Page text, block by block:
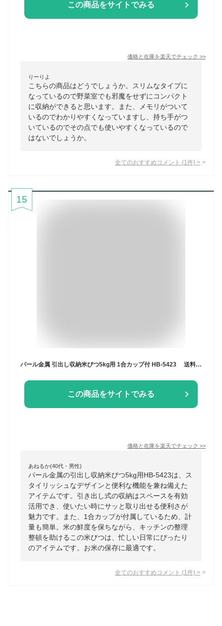
この商品をサイトでみる
価格と在庫を楽天でチェック >>
りーりよ
こちらの商品はどうでしょうか。スリムなタイプに
なっているので野菜室でも邪魔をせずにコンパクト
に収納ができると思います。また、メモリがついて
いるのでわかりやすくなっていますし、持ち手がつ
いているのでその点でも使いやすくなっているので
はないでしょうか。
全てのおすすめコメント (1 件) >
15
パール金属 引出し収納米びつ5kg用 1合カップ付 HB-5423 送料無料
この商品をサイトでみる
価格と在庫を楽天でチェック >>
あねるか(40代・男性)
パール金属の引出し収納米びつ5kg用HB-5423は、ス
タイリッシュなデザインと便利な機能を兼ね備えた
アイテムです。引き出し式の収納はスペースを有効
活用でき、使いたい時にサッと取り出せる便利さが
魅力です。また、1合カップが付属しているため、計
量も簡単。米の鮮度を保ちながら、キッチンの整理
整頓を助けるこの米びつは、忙しい日常にぴったり
のアイテムです。お米の保存に最適です。
全てのおすすめコメント (1 件) >